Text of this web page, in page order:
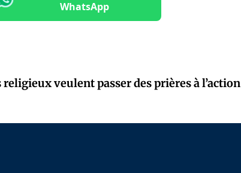
WhatsApp
veulent passer des prières à l’action